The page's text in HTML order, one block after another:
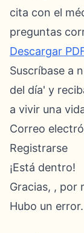
cita con el
preguntas
Descargar
Suscríbase a
del día' y
a vivir una
Correo
Registrarse
¡Está dentro!
Gracias, , por
Hubo un